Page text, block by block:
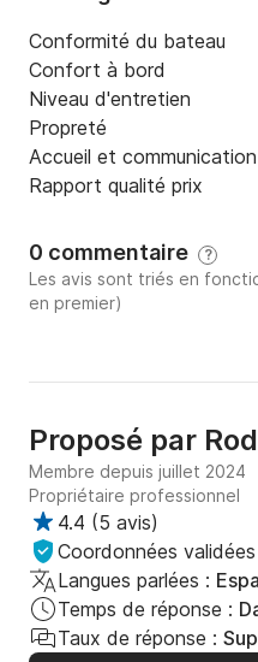
Conformité du bateau
Confort à bord
Niveau d'entretien
Propreté
Accueil et communication
Rapport qualité prix
0 commentaire ?
Les avis sont triés en
en premier)
Proposé par
Membre depuis juillet 2024
Propriétaire professionnel
4.4 (5 avis)
Coordonnées validées
Langues parlées :
Temps de réponse :
Taux de réponse :